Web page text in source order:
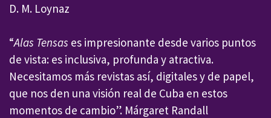
D. M. Loynaz
“Alas Tensas es impresionante desde varios puntos
de vista: es inclusiva, profunda y atractiva.
Necesitamos más revistas así, digitales y de papel,
que nos den una visión real de Cuba en estos
momentos de cambio”. Márgaret Randall